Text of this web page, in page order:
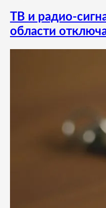
ТВ и радио-
области